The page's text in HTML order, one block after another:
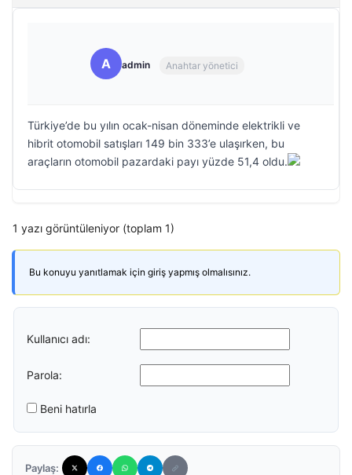
A admin Anahtar yönetici
Türkiye’de bu yılın ocak-nisan döneminde elektrikli ve
hibrit otomobil satışları 149 bin 333’e ulaşırken, bu
araçların otomobil pazardaki payı yüzde 51,4 oldu.
1 yazı görüntüleniyor (toplam 1)
Bu konuyu yanıtlamak için giriş yapmış olmalısınız.
Kullanıcı adı:
Parola:
Beni hatırla
Paylaş: